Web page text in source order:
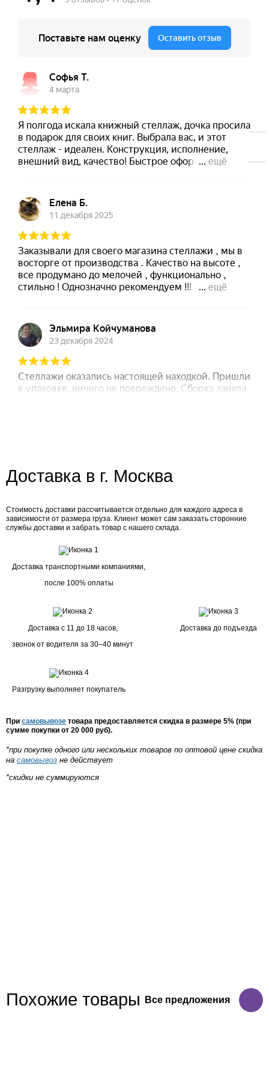
Доставка в г. Москва
Стоимость доставки рассчитывается отдельно для каждого адреса в
зависимости от размера груза. Клиент может сам заказать сторонние
службы доставки и забрать товар с нашего склада.
Доставка транспортными компаниями,
после 100% оплаты
Доставка с 11 до 18 часов,
звонок от водителя за 30–40 минут
Доставка до подъезда
Разгрузку выполняет покупатель
При самовывозе товара предоставляется скидка в размере 5% (при
сумме покупки от 20 000 руб).
*при покупке одного или нескольких товаров по оптовой цене скидка
на самовывоз не действует
*скидки не суммируются
Похожие товары Все предложения